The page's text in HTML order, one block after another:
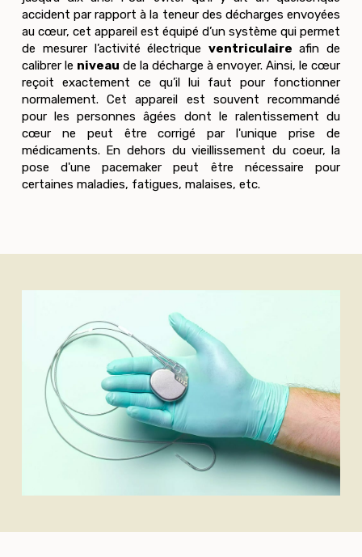
accident par rapport à la teneur des décharges envoyées
au cœur, cet appareil est équipé d’un système qui permet
de mesurer l’activité électriqueventriculaireafin de
calibrer le niveau de la décharge à envoyer. Ainsi, le cœur
reçoit exactement ce qu’il lui faut pour fonctionner
normalement. Cet appareil est souvent recommandé
pour les personnes âgées dont le ralentissement du
cœur ne peut être corrigé par l'unique prise de
médicaments. En dehors du vieillissement du coeur, la
pose d'une pacemaker peut être nécessaire pour
certaines maladies, fatigues, malaises, etc.